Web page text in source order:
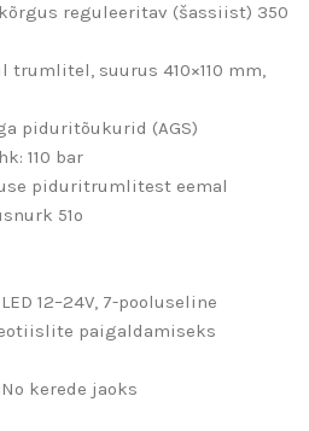
reguleeritav (šassiist) 350
suurus 410×110 mm,
piduritõukurid (AGS)
110 bar
piduritrumlitest eemal
51º
12–24V, 7-pooluseline
paigaldamiseks
kerede jaoks